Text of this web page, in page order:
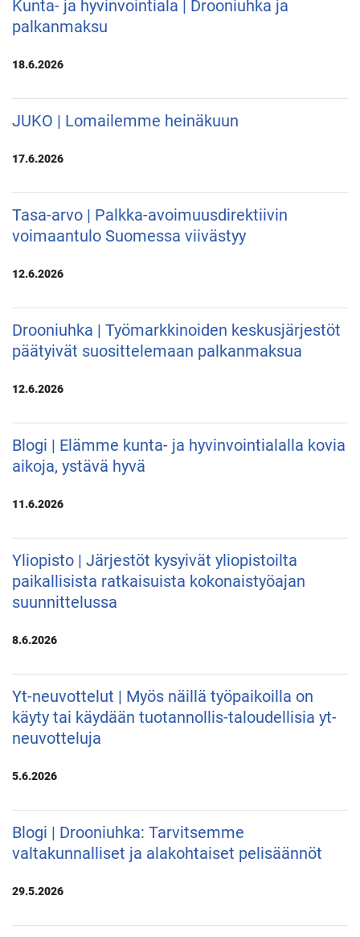
Kunta- ja hyvinvointiala | Drooniuhka ja
palkanmaksu
18.6.2026
JUKO | Lomailemme heinäkuun
17.6.2026
Tasa-arvo | Palkka-avoimuusdirektiivin
voimaantulo Suomessa viivästyy
12.6.2026
Drooniuhka | Työmarkkinoiden keskusjärjestöt
päätyivät suosittelemaan palkanmaksua
12.6.2026
Blogi | Elämme kunta- ja hyvinvointialalla kovia
aikoja, ystävä hyvä
11.6.2026
Yliopisto | Järjestöt kysyivät yliopistoilta
paikallisista ratkaisuista kokonaistyöajan
suunnittelussa
8.6.2026
Yt-neuvottelut | Myös näillä työpaikoilla on
käyty tai käydään tuotannollis-taloudellisia yt-
neuvotteluja
5.6.2026
Blogi | Drooniuhka: Tarvitsemme
valtakunnalliset ja alakohtaiset pelisäännöt
29.5.2026